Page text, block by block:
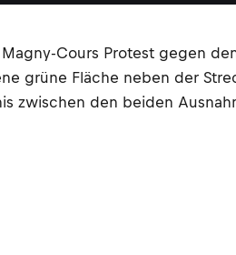
Cours Protest gegen
grüne Fläche neben der
zwischen den beiden